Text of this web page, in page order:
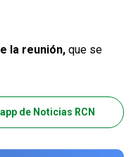
la reunión, que se
de Noticias RCN